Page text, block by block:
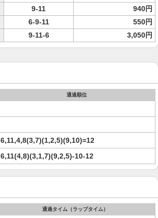
9-11
940円
6-9-11
550円
9-11-6 3,050円
通過順位
6,11,4,8(3,7)(1,2,5)(9,10)=12
6,11(4,8)(3,1,7)(9,2,5)-10-12
通過タイム（ラップタイム）